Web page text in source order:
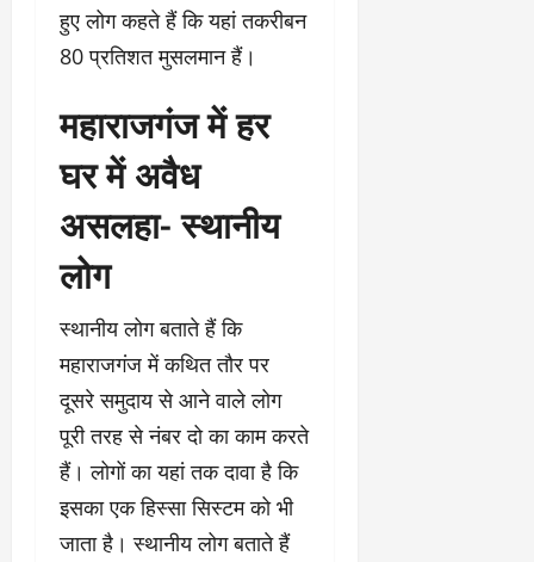
हुए लोग कहते हैं कि यहां तकरीबन
80 प्रतिशत मुसलमान हैं।
महाराजगंज में हर
घर में अवैध
असलहा- स्थानीय
लोग
स्थानीय लोग बताते हैं कि
महाराजगंज में कथित तौर पर
दूसरे समुदाय से आने वाले लोग
पूरी तरह से नंबर दो का काम करते
हैं। लोगों का यहां तक दावा है कि
इसका एक हिस्सा सिस्टम को भी
जाता है। स्थानीय लोग बताते हैं